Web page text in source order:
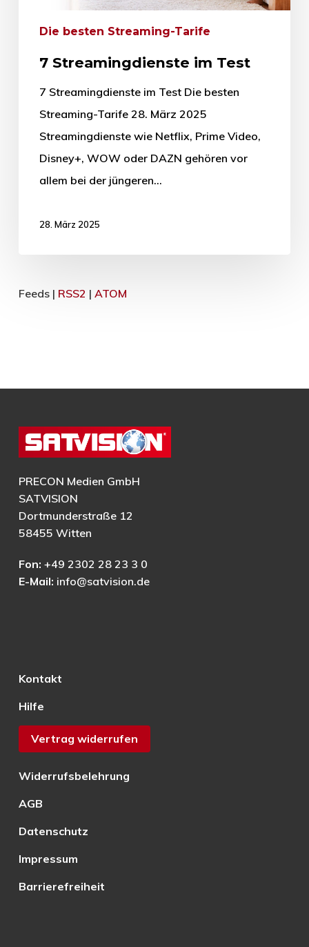
Die besten Streaming-Tarife
7 Streamingdienste im Test
7 Streamingdienste im Test Die besten
Streaming-Tarife 28. März 2025
Streamingdienste wie Netflix, Prime Video,
Disney+, WOW oder DAZN gehören vor
allem bei der jüngeren…
28. März 2025
Feeds | RSS2 | ATOM
PRECON Medien GmbH
SATVISION
Dortmunderstraße 12
58455 Witten
Fon: +49 2302 28 23 3 0
E-Mail: info@satvision.de
Kontakt
Hilfe
Vertrag widerrufen
Widerrufsbelehrung
AGB
Datenschutz
Impressum
Barrierefreiheit